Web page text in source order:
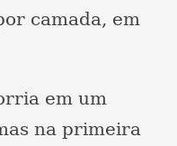
camada, em
em um
na primeira